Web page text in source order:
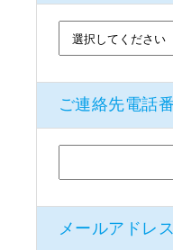
ご連絡先電話
メールアドレス